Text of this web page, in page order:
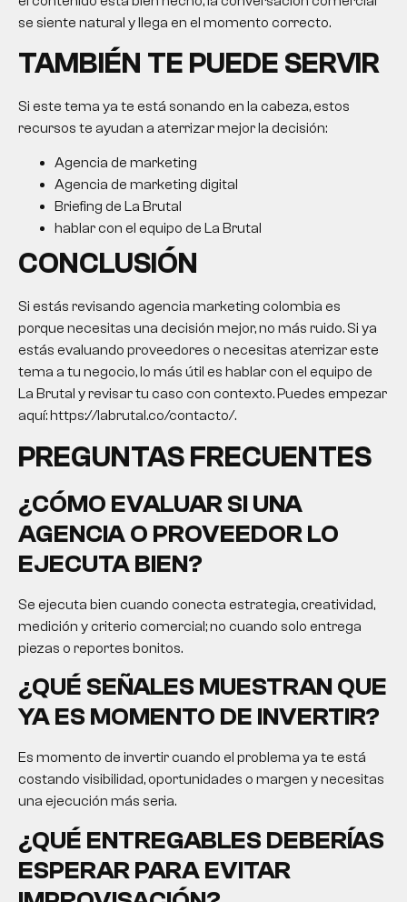
se siente natural y llega en el momento correcto.
TAMBIÉN TE PUEDE SERVIR
Si este tema ya te está sonando en la cabeza, estos
recursos te ayudan a aterrizar mejor la decisión:
Agencia de marketing
Agencia de marketing digital
Briefing de La Brutal
hablar con el equipo de La Brutal
CONCLUSIÓN
Si estás revisando agencia marketing colombia es
porque necesitas una decisión mejor, no más ruido. Si ya
estás evaluando proveedores o necesitas aterrizar este
tema a tu negocio, lo más útil es hablar con el equipo de
La Brutal y revisar tu caso con contexto. Puedes empezar
aquí: https://labrutal.co/contacto/.
PREGUNTAS FRECUENTES
¿CÓMO EVALUAR SI UNA
AGENCIA O PROVEEDOR LO
EJECUTA BIEN?
Se ejecuta bien cuando conecta estrategia, creatividad,
medición y criterio comercial; no cuando solo entrega
piezas o reportes bonitos.
¿QUÉ SEÑALES MUESTRAN QUE
YA ES MOMENTO DE INVERTIR?
Es momento de invertir cuando el problema ya te está
costando visibilidad, oportunidades o margen y necesitas
una ejecución más seria.
¿QUÉ ENTREGABLES DEBERÍAS
ESPERAR PARA EVITAR